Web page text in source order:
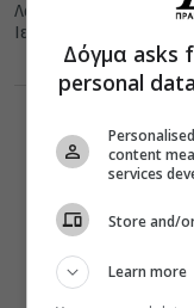
Λαμπρά εορτάστηκε η
Ιερό Ναό της του Θεού
Δόγμα asks
personal
content
services
Store and/
Learn more